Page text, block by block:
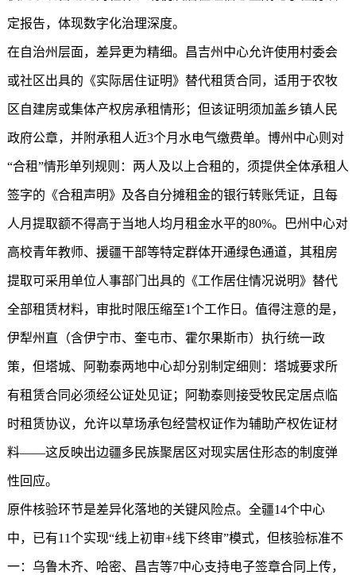
定报告，体现数字化治理深度。
在自治州层面，差异更为精细。昌吉州中心允许使用村委会
或社区出具的《实际居住证明》替代租赁合同，适用于农牧
区自建房或集体产权房承租情形；但该证明须加盖乡镇人民
政府公章，并附承租人近3个月水电气缴费单。博州中心则对
“合租”情形单列规则：两人及以上合租的，须提供全体承租人
签字的《合租声明》及各自分摊租金的银行转账凭证，且每
人月提取额不得高于当地人均月租金水平的80%。巴州中心对
高校青年教师、援疆干部等特定群体开通绿色通道，其租房
提取可采用单位人事部门出具的《工作居住情况说明》替代
全部租赁材料，审批时限压缩至1个工作日。值得注意的是，
伊犁州直（含伊宁市、奎屯市、霍尔果斯市）执行统一政
策，但塔城、阿勒泰两地中心却分别制定细则：塔城要求所
有租赁合同必须经公证处见证；阿勒泰则接受牧民定居点临
时租赁协议，允许以草场承包经营权证作为辅助产权佐证材
料——这反映出边疆多民族聚居区对现实居住形态的制度弹
性回应。
原件核验环节是差异化落地的关键风险点。全疆14个中心
中，已有11个实现“线上初审+线下终审”模式，但核验标准不
一：乌鲁木齐、哈密、昌吉等7中心支持电子签章合同上传，